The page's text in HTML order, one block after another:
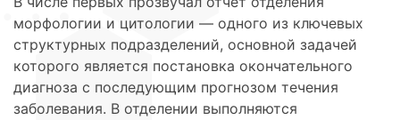
морфологии и цитологии — одного из ключевых
структурных подразделений, основной задачей
которого является постановка окончательного
диагноза с последующим прогнозом течения
заболевания. В отделении выполняются